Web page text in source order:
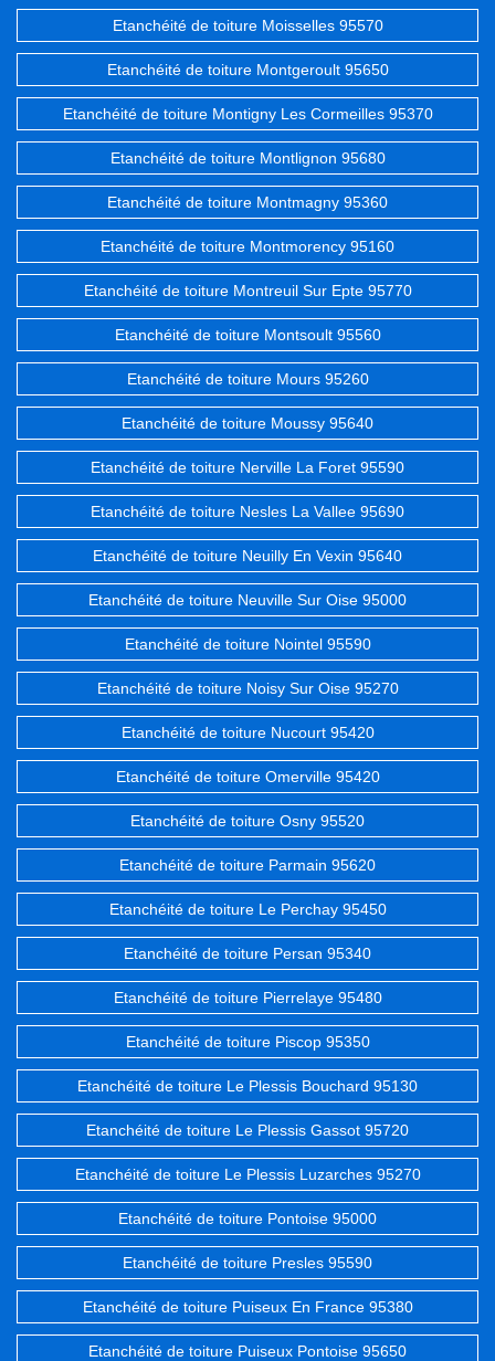
Etanchéité de toiture Moisselles 95570
Etanchéité de toiture Montgeroult 95650
Etanchéité de toiture Montigny Les Cormeilles 95370
Etanchéité de toiture Montlignon 95680
Etanchéité de toiture Montmagny 95360
Etanchéité de toiture Montmorency 95160
Etanchéité de toiture Montreuil Sur Epte 95770
Etanchéité de toiture Montsoult 95560
Etanchéité de toiture Mours 95260
Etanchéité de toiture Moussy 95640
Etanchéité de toiture Nerville La Foret 95590
Etanchéité de toiture Nesles La Vallee 95690
Etanchéité de toiture Neuilly En Vexin 95640
Etanchéité de toiture Neuville Sur Oise 95000
Etanchéité de toiture Nointel 95590
Etanchéité de toiture Noisy Sur Oise 95270
Etanchéité de toiture Nucourt 95420
Etanchéité de toiture Omerville 95420
Etanchéité de toiture Osny 95520
Etanchéité de toiture Parmain 95620
Etanchéité de toiture Le Perchay 95450
Etanchéité de toiture Persan 95340
Etanchéité de toiture Pierrelaye 95480
Etanchéité de toiture Piscop 95350
Etanchéité de toiture Le Plessis Bouchard 95130
Etanchéité de toiture Le Plessis Gassot 95720
Etanchéité de toiture Le Plessis Luzarches 95270
Etanchéité de toiture Pontoise 95000
Etanchéité de toiture Presles 95590
Etanchéité de toiture Puiseux En France 95380
Etanchéité de toiture Puiseux Pontoise 95650